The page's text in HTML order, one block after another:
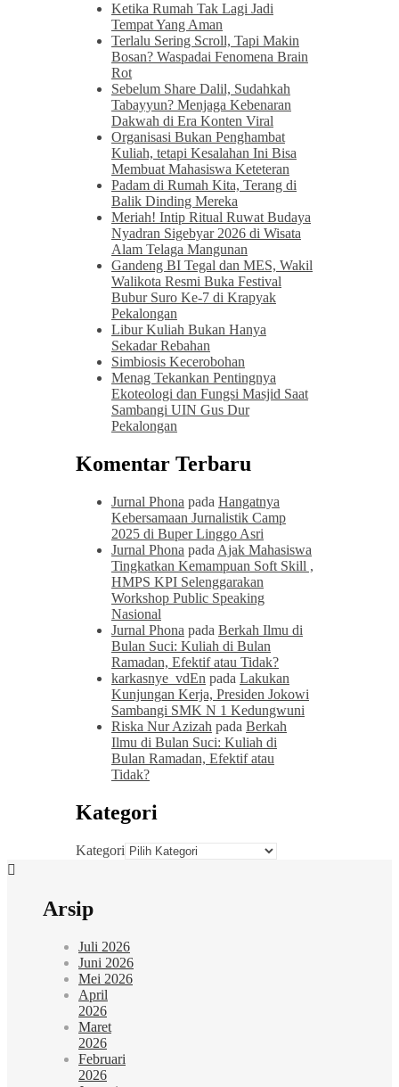
Ketika Rumah Tak Lagi Jadi
Tempat Yang Aman
Terlalu Sering Scroll, Tapi Makin
Bosan? Waspadai Fenomena Brain
Rot
Sebelum Share Dalil, Sudahkah
Tabayyun? Menjaga Kebenaran
Dakwah di Era Konten Viral
Organisasi Bukan Penghambat
Kuliah, tetapi Kesalahan Ini Bisa
Membuat Mahasiswa Keteteran
Padam di Rumah Kita, Terang di
Balik Dinding Mereka
Meriah! Intip Ritual Ruwat Budaya
Nyadran Sigebyar 2026 di Wisata
Alam Telaga Mangunan
Gandeng BI Tegal dan MES, Wakil
Walikota Resmi Buka Festival
Bubur Suro Ke-7 di Krapyak
Pekalongan
Libur Kuliah Bukan Hanya
Sekadar Rebahan
Simbiosis Kecerobohan
Menag Tekankan Pentingnya
Ekoteologi dan Fungsi Masjid Saat
Sambangi UIN Gus Dur
Pekalongan
Komentar Terbaru
Jurnal Phona pada Hangatnya
Kebersamaan Jurnalistik Camp
2025 di Buper Linggo Asri
Jurnal Phona pada Ajak Mahasiswa
Tingkatkan Kemampuan Soft Skill ,
HMPS KPI Selenggarakan
Workshop Public Speaking
Nasional
Jurnal Phona pada Berkah Ilmu di
Bulan Suci: Kuliah di Bulan
Ramadan, Efektif atau Tidak?
karkasnye_vdEn pada Lakukan
Kunjungan Kerja, Presiden Jokowi
Sambangi SMK N 1 Kedungwuni
Riska Nur Azizah pada Berkah
Ilmu di Bulan Suci: Kuliah di
Bulan Ramadan, Efektif atau
Tidak?
Kategori
Kategori
Arsip
Juli 2026
Juni 2026
Mei 2026
April
2026
Maret
2026
Februari
2026